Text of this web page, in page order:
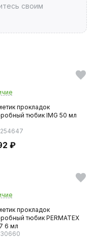
своим
прокладок
тюбик IMG 50 мл
₽
прокладок
тюбик PERMATEX
6 мл